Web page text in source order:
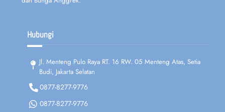
Hubungi
Jl. Menteng Pulo Raya RT. 16 RW. 05 Menteng Atas, Setia
Budi, Jakarta Selatan
0877-8277-9776
0877-8277-9776